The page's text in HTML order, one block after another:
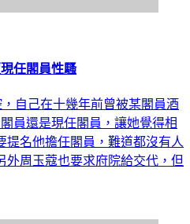
任閣員性騷
自己在十幾年前曾被某閣員酒
員還是現任閣員，讓她覺得相
提名他擔任閣員，難道都沒有人
外周玉蔻也要求府院給交代，但